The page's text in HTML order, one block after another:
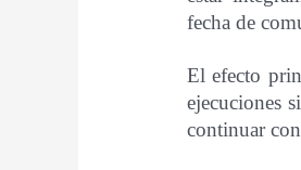
fecha de
El efecto
ejecuciones
continuar